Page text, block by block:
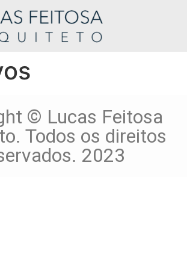
© Lucas Feitosa
Todos os direitos
2023